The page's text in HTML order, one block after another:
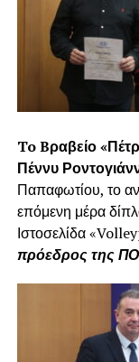
ToBραβείο
Πέννυ
Παπαφωτίου, το
επόμενη μέρα
Ιστοσελίδα
πρόεδρος της